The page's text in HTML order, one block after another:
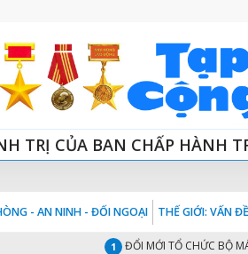
TRỊ CỦA BAN CHẤP HÀNH
- AN NINH - ĐỐI NGOẠI THẾ GIỚI: VẤN
ĐỔI MỚI TỔ CHỨC BỘ MÁY